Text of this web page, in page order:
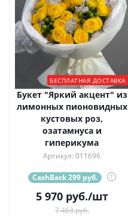
БЕСПЛАТНАЯ ДОСТАВКА
Букет "Яркий акцент" из
лимонных пионовидных
кустовых роз,
озатамнуса и
гиперикума
Артикул: 011696
CashBack 299 руб. ?
5 970руб./шт
7 463 руб.